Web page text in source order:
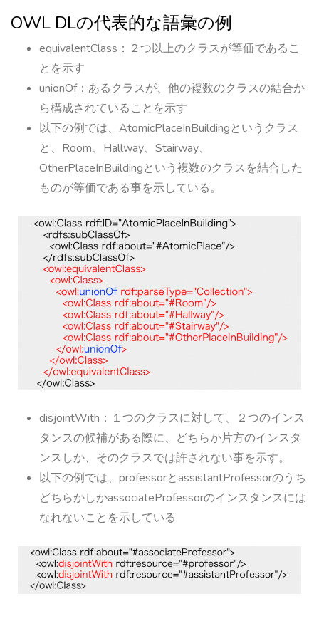
OWL DLの代表的な語彙の例
equivalentClass：２つ以上のクラスが等価であるこ
とを示す
unionOf：あるクラスが、他の複数のクラスの結合か
ら構成されていることを示す
以下の例では、 AtomicPlaceInBuildingというクラス
と、Room、Hallway、Stairway、
OtherPlaceInBuildingという複数のクラスを結合した
ものが等価である事を示している。
disjointWith：１つのクラスに対して、２つのインス
タンスの候補がある際に、どちらか片方のインスタ
ンスしか、そのクラスでは許されない事を示す。
以下の例では、 professorとassistantProfessorのうち
どちらかしかassociateProfessorのインスタンスには
なれないことを示している